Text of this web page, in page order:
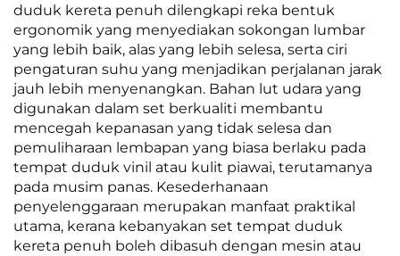
duduk kereta penuh dilengkapi reka bentuk
ergonomik yang menyediakan sokongan lumbar
yang lebih baik, alas yang lebih selesa, serta ciri
pengaturan suhu yang menjadikan perjalanan jarak
jauh lebih menyenangkan. Bahan lut udara yang
digunakan dalam set berkualiti membantu
mencegah kepanasan yang tidak selesa dan
pemuliharaan lembapan yang biasa berlaku pada
tempat duduk vinil atau kulit piawai, terutamanya
pada musim panas. Kesederhanaan
penyelenggaraan merupakan manfaat praktikal
utama, kerana kebanyakan set tempat duduk
kereta penuh boleh dibasuh dengan mesin atau